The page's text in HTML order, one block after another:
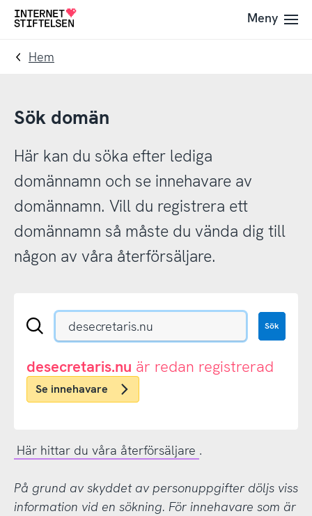
Till
navigering
Till
innehåll
Till
Meny
Hem
Sök domän
Här kan du söka efter lediga
domännamn och se innehavare av
domännamn. Vill du registrera ett
domännamn så måste du vända dig till
någon av våra återförsäljare.
Sök
eller
.nu-
domän
Sök
desecretaris.nu är redan registrerad
Se innehavare
Här hittar du våra återförsäljare .
På grund av skyddet av personuppgifter döljs viss
information vid en sökning. För innehavare som är